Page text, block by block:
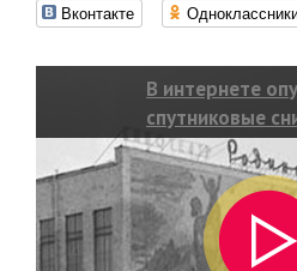
Вконтакте
В интернете
спутниковые
шестьдесят